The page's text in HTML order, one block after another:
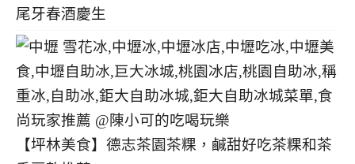
尾牙春酒慶生
【坪林美食】德志茶園茶粿，鹹甜好吃茶粿和茶